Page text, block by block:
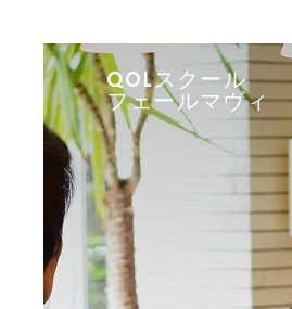
QOLスクール
フェールマヴィ